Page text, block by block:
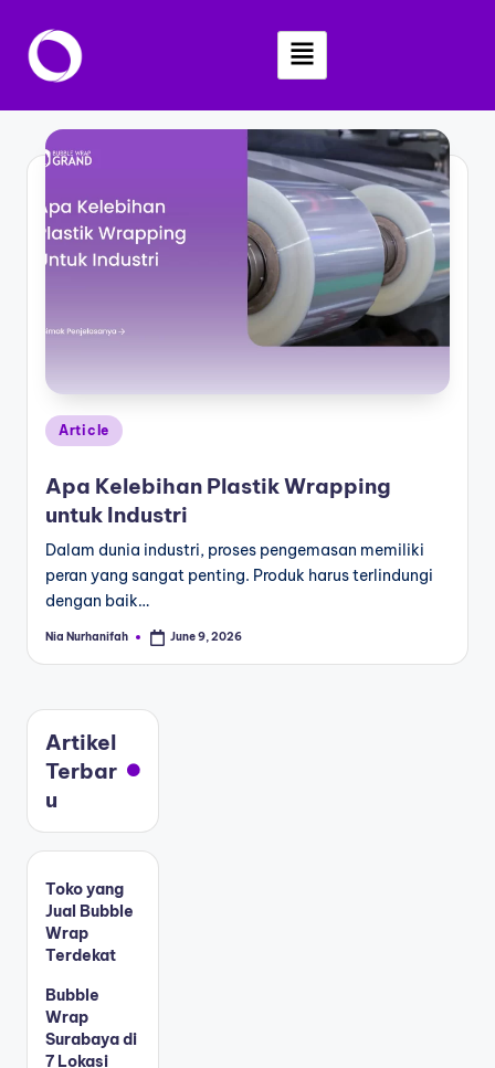
Skip
Article
Apa Kelebihan Plastik Wrapping
untuk Industri
Dalam dunia industri, proses pengemasan memiliki
peran yang sangat penting. Produk harus terlindungi
dengan baik…
Nia Nurhanifah June 9, 2026
Artikel
Terbar
u
Toko yang
Jual Bubble
Wrap
Terdekat
Bubble
Wrap
Surabaya di
7 Lokasi